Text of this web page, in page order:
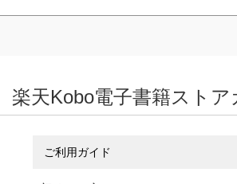
楽天Kobo電子書籍ストア
ご利用ガイド